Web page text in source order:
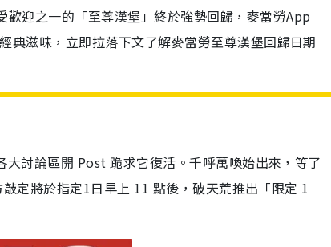
迎之一的「至尊漢堡」終於強勢回歸，麥當勞App
典滋味，立即拉落下文了解麥當勞至尊漢堡回歸日期
討論區開 Post 跪求它復活。千呼萬喚始出來，等了
定將於指定1日早上 11 點後，破天荒推出「限定 1